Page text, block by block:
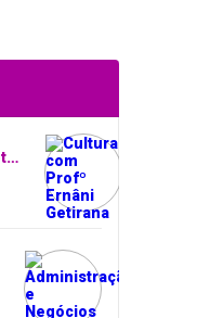
Cultura com Profº Ernâni Getirana